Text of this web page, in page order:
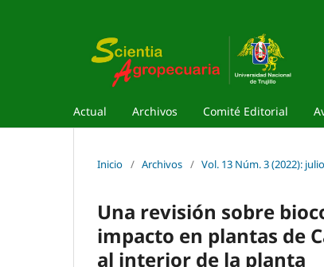
Actual Archivos Comité Editorial
Inicio / Archivos / Vol. 13 Núm. 3 (2022):
Una revisión sobre
impacto en plantas de
al interior de la planta